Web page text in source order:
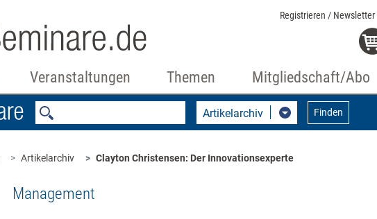
Registrieren / Newsletter
Veranstaltungen Themen Mitgliedschaft/Abo
Artikelarchiv Finden
Artikelarchiv Clayton Christensen: Der Innovationsexperte
Management